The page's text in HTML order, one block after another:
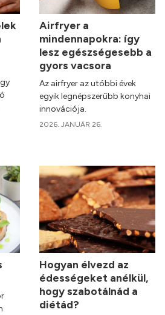
Airfryer a
mindennapokra: így
lesz egészségesebb a
gyors vacsora
Az airfryer az utóbbi évek
egyik legnépszerűbb konyhai
innovációja.
2026. JANUÁR 26.
Hogyan élvezd az
édességeket anélkül,
hogy szabotálnád a
diétád?